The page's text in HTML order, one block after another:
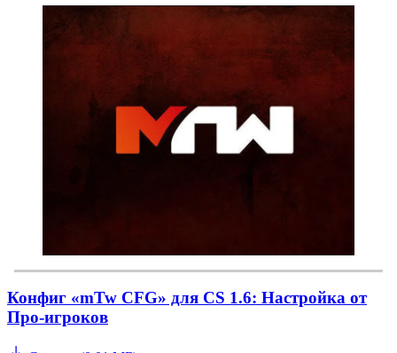
Конфиг «mTw CFG» для CS 1.6: Настройка от
Про-игроков